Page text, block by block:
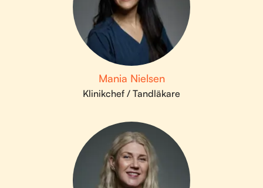
Mania Nielsen
Klinikchef / Tandläkare